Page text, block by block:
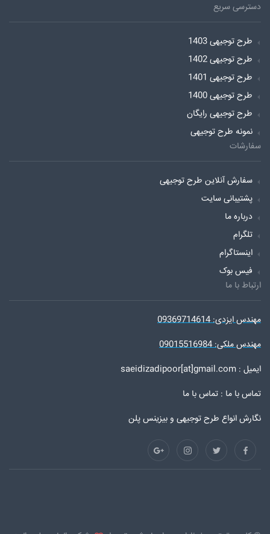
دسترسی سریع
طرح توجیهی 1403
طرح توجیهی 1402
طرح توجیهی 1401
طرح توجیهی 1400
طرح توجیهی رایگان
نمونه طرح توجیهی
سفارشات
سفارش آنلاین طرح توجیهی
پشتیبانی سایت
درباره ما
تلگرام
اینستاگرام
فیس بوک
ارتباط با ما
مهندس ایزدی: 09369714614
مهندس ملکی: 09015516984
ایمیل : saeidizadipoor[at]gmail.com
تماس با ما : تماس با ما
نگارش انواع طرح توجیهی و بیزینس پلن